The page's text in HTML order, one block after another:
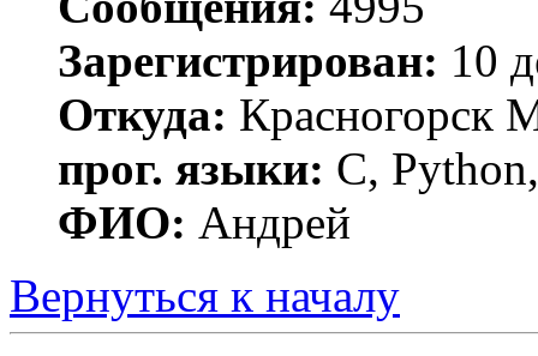
Зарегистрирован: 10
Откуда: Красногорск
прог. языки: C,
ФИО: Андрей
Вернуться к началу